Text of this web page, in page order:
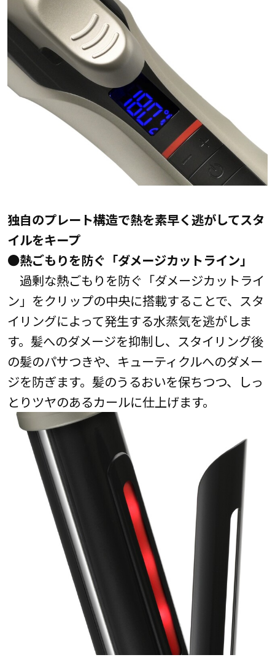
独自のプレート構造で熱を素早く逃がしてスタ
イルをキープ
●熱ごもりを防ぐ「ダメージカットライン」
過剰な熱ごもりを防ぐ「ダメージカットライ
ン」をクリップの中央に搭載することで、スタ
イリングによって発生する水蒸気を逃がしま
す。髪へのダメージを抑制し、スタイリング後
の髪のパサつきや、キューティクルへのダメー
ジを防ぎます。髪のうるおいを保ちつつ、しっ
とりツヤのあるカールに仕上げます。